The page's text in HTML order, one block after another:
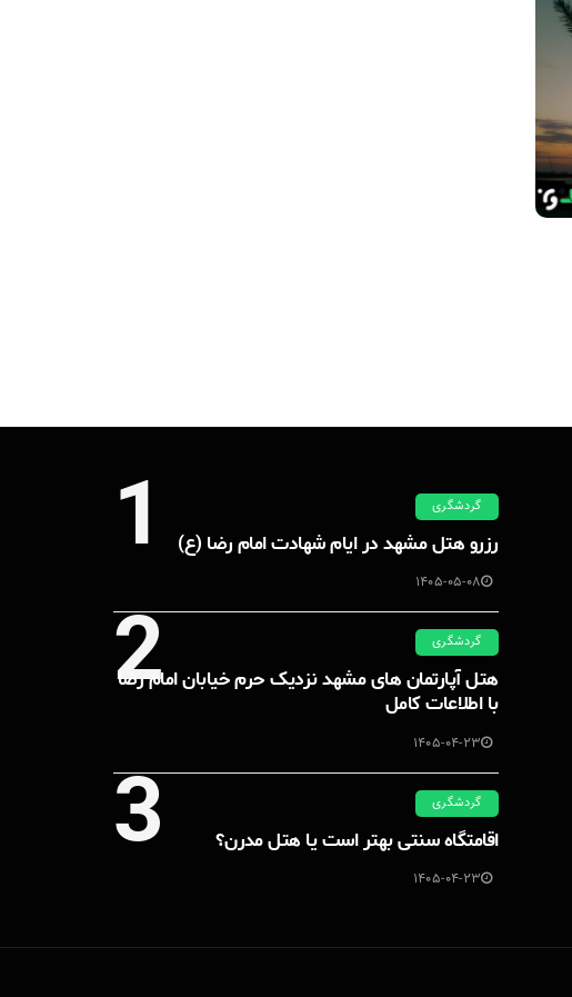
1 گردشگری
رزرو هتل مشهد در ایام شهادت امام رضا (ع)
1405-05-08
2 گردشگری
هتل آپارتمان های مشهد نزدیک حرم خیابان امام رضا
با اطلاعات کامل
1405-04-23
3 گردشگری
اقامتگاه سنتی بهتر است یا هتل مدرن؟
1405-04-23